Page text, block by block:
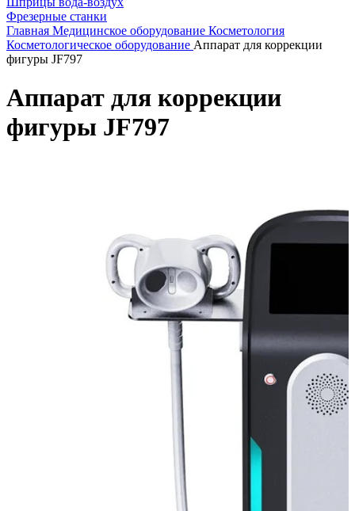
Фрезерные станки
Главная Медицинское оборудование Косметология
Косметологическое оборудование Аппарат для коррекции
фигуры JF797
Аппарат для коррекции
фигуры JF797